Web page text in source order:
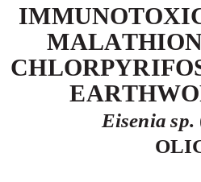
IMMUNOTOXI
MALATHIO
CHLORPYRIFO
EARTHWO
Eisenia sp.
OLI